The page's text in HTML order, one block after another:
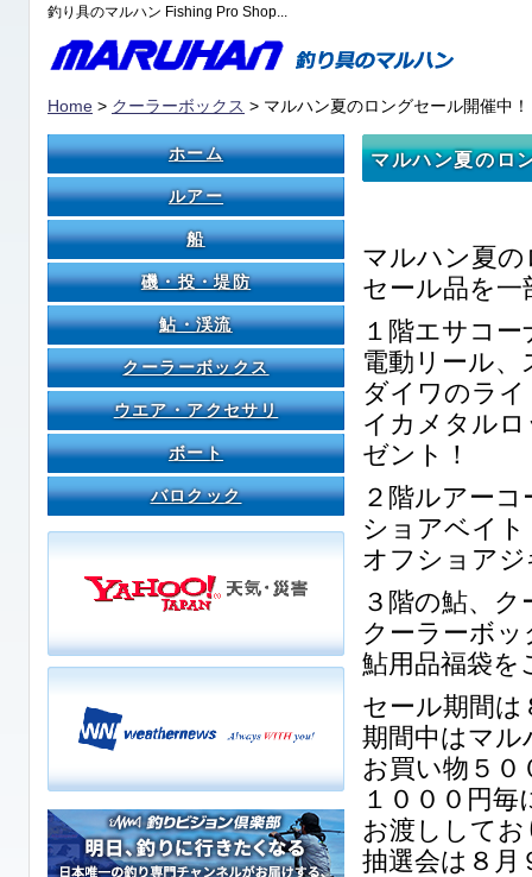
釣り具のマルハン Fishing Pro Shop...
Home > クーラーボックス > マルハン夏のロングセール開催中！
マルハン夏のロ
マルハン夏
セール品を
１階エサコ
電動リール
ダイワのラ
イカメタル
ゼント！
２階ルアー
ショアベイ
オフショア
３階の鮎、
クーラーボ
鮎用品福袋を
セール期間は
期間中はマル
お買い物５０
１０００円
お渡しして
抽選会は８月
ホーム
ルアー
船
磯・投・堤防
鮎・渓流
クーラーボックス
ウエア・アクセサリ
ボート
バロクック